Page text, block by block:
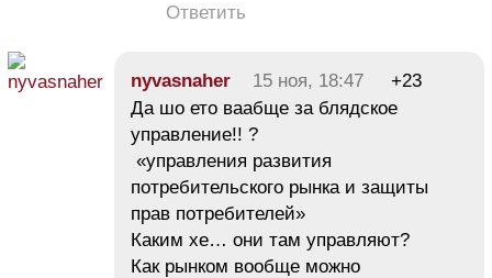
Ответить
nyvasnaher 15 ноя, 18:47
+23
Да шо ето ваабще за блядское
управление!! ?
«управления развития
потребительского рынка и защиты
прав потребителей»
Каким хе… они там управляют?
Как рынком вообще можно